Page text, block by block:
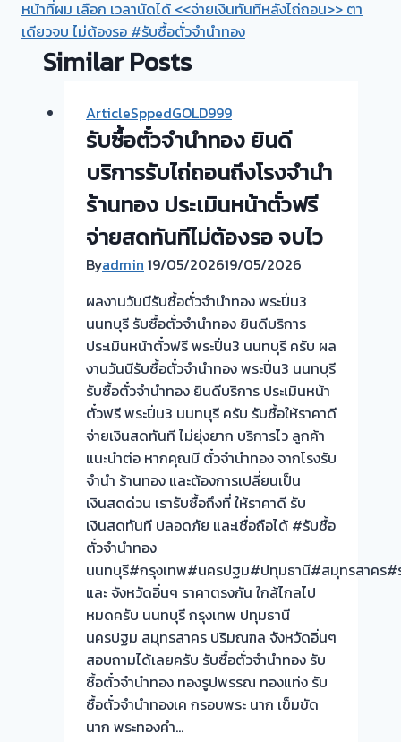
หน้าที่ผม เลือก เวลานัดได้ <<จ่ายเงินทันทีหลังไถ่ถอน>> ตา
เดียวจบ ไม่ต้องรอ #รับซื้อตั๋วจำนำทอง
Similar Posts
ArticleSppedGOLD999
รับซื้อตั๋วจำนำทอง ยินดี
บริการรับไถ่ถอนถึงโรงจำนำ
ร้านทอง ประเมินหน้าตั๋วฟรี
จ่ายสดทันทีไม่ต้องรอ จบไว
Byadmin 19/05/202619/05/2026
ผลงานวันนีรับซื้อตั๋วจำนำทอง พระปิ่น3
นนทบุรี รับซื้อตั๋วจำนำทอง ยินดีบริการ
ประเมินหน้าตั๋วฟรี พระปิ่น3 นนทบุรี ครับ ผล
งานวันนีรับซื้อตั๋วจำนำทอง พระปิ่น3 นนทบุรี
รับซื้อตั๋วจำนำทอง ยินดีบริการ ประเมินหน้า
ตั๋วฟรี พระปิ่น3 นนทบุรี ครับ รับซื้อให้ราคาดี
จ่ายเงินสดทันที ไม่ยุ่งยาก บริการไว ลูกค้า
แนะนำต่อ หากคุณมี ตั๋วจำนำทอง จากโรงรับ
จำนำ ร้านทอง และต้องการเปลี่ยนเป็น
เงินสดด่วน เรารับซื้อถึงที่ ให้ราคาดี รับ
เงินสดทันที ปลอดภัย และเชื่อถือได้ #รับซื้อ
ตั๋วจำนำทอง
นนทบุรี#กรุงเทพ#นครปฐม#ปทุมธานี#สมุทรสาคร#
และ จังหวัดอิ่นๆ ราคาตรงกัน ใกล้ไกลไป
หมดครับ นนทบุรี กรุงเทพ ปทุมธานี
นครปฐม สมุทรสาคร ปริมณฑล จังหวัดอิ่นๆ
สอบถามได้เลยครับ รับซื้อตั๋วจำนำทอง รับ
ซื้อตั๋วจำนำทอง ทองรูปพรรณ ทองแท่ง รับ
ซื้อตั๋วจำนำทองเค กรอบพระ นาก เข็มขัด
นาก พระทองคำ…